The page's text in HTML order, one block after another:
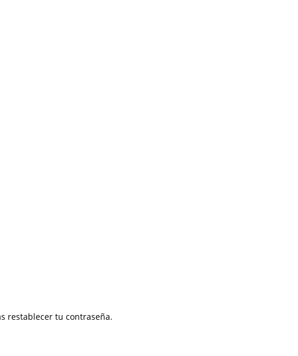
restablecer tu contraseña.